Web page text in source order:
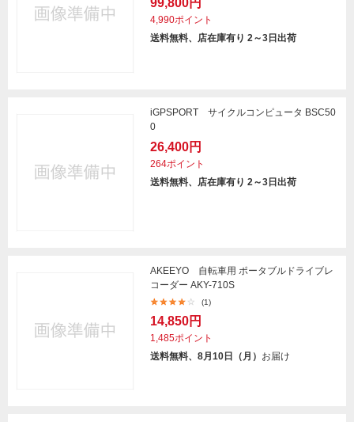
99,800円
4,990ポイント
送料無料、店在庫有り 2～3日出荷
iGPSPORT サイクルコンピュータ BSC50
0
26,400円
264ポイント
送料無料、店在庫有り 2～3日出荷
AKEEYO 自転車用 ポータブルドライブレ
コーダー AKY-710S
(1)
14,850円
1,485ポイント
送料無料、8月10日（月） お届け